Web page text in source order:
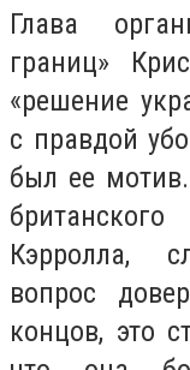
Глава
границ»
«решение
с правдой
был ее
Кэрролла,
вопрос
концов, это